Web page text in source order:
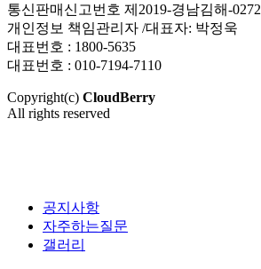
통신판매신고번호 제2019-경남김해-0272
개인정보 책임관리자 /대표자: 박정욱
대표번호 : 1800-5635
대표번호 : 010-7194-7110
Copyright(c) CloudBerry
All rights reserved
공지사항
자주하는질문
갤러리